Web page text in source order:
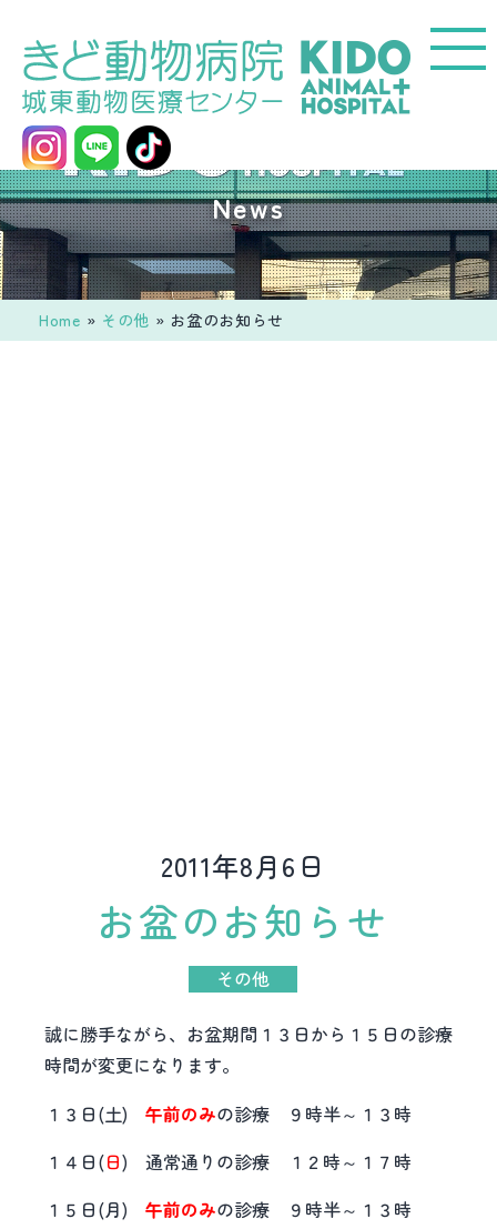
へ
ス
キ
ッ
プ
城
東
動
物
医
療
News
Home » その他 » お盆のお知らせ
2011年8月6日
お盆のお知らせ
その他
誠に勝手ながら、お盆期間１３日から１５日の診療
時間が変更になります。
１３日(土) 午前のみの診療 ９時半～１３時
１４日(日) 通常通りの診療 １２時～１７時
１５日(月) 午前のみの診療 ９時半～１３時